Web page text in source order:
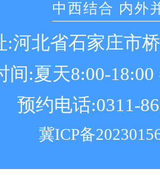
中西结合 内外
:河北省石家庄市
间:夏天8:00-18:00
预约电话:0311-
冀ICP备